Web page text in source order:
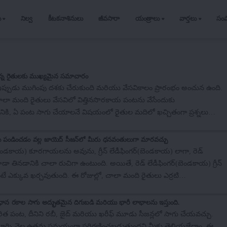
నిల్వ కీటకనాశినులు జీవసారా యంత్రాలు వార్తలు
రైతులకు ముఖ్యమైన సమాచారం
ముగింపు దశకు చేరుకుంది మరియు వేసవికాలం ప్రారంభం అంచున ఉంది.
మంది రైతులు వేసవిలో విత్తినసొరకాయ పంటను వేసేందుకు
ఏ పంట సాగు చేయాలనే విషయంలో రైతుల మదిలో ఖచ్చితంగా ప్రశ్నలు
రైతుల మదిలో ఇలాంటి కొన్ని ప్రశ్నలు మెదులుతాయి. సొరకాయను ఎలా
చవిచూడాల్సిన అవసరం లేదు.వేసవి పంటలు మార్చి మొదటి వారం నుంచి
విత్తుతారు. వేసవి కాలంలో ముందస్తు పంటలు వేయడానికి, రైతులు పాలీ హౌస్‌ల
చేసి నేరుగా తమ పొలాల్లో నాటుకోవచ్చు.దీని కోసం, కోకోపీట్, పెర్లైట్,
ఉంచి ప్లాస్టిక్ సంచిలో లేదా ప్లగ్ ట్రేలో విత్తండి.సొరకాయ పండించేటప్పుడు
పండించడం వల్ల జాయెద్ సీజన్‌లో మీరు ధనవంతులుగా మారవచ్చు
కూరగాయలను అవును, గ్రీన్ లేడీఫింగర్(బెండకాయ) లాగా, రెడ్
తినడానికి చాలా రుచిగా ఉంటుంది. అయితే, రెడ్ లేడీఫింగర్(బెండకాయ) గ్రీన్
ఖర్చవుతుంది. ఈ రోజుల్లో, చాలా మంది రైతులు ఎర్రటి
మరియు దాని ద్వారా అధిక లాభాలను ఆర్జిస్తున్నారు. అటువంటి
లేడీఫింగర్(బెండకాయ) సాగు గురించి మీకు చెప్తాము.రెడ్
రెండు మెరుగైన రకాలుప్రస్తుతం రెడ్ లేడీఫింగర్(బెండకాయ) యొక్క రెండు
చేయబడ్డాయి. అలాగే ఈ రకాలను సాగు చేస్తూ రైతులు భారీగా లాభాలు
రకాల సాగు అద్భుతమైన దిగుబడి మరియు భారీ లాభాలను ఇస్తుంది.
పంట, దీనిని రబీ, జైద్ మరియు ఖరీఫ్ మూడు సీజన్లలో సాగు చేయవచ్చు.